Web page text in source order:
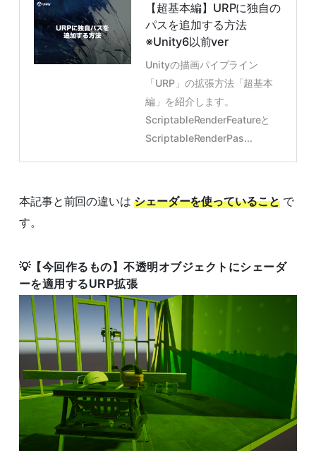
【超基本編】URPに独自の
パスを追加する方法
※Unity6以前ver
Unityの描画パイプライン
「URP」の拡張方法「超基本
編」を紹介します。
ScriptableRenderFeatureと
ScriptableRenderPas...
本記事と前回の違いは シェーダーを使っていることで
す。
【今回作るもの】不透明オブジェクトにシェーダ
ーを適用するURP拡張